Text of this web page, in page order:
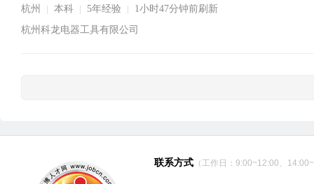
杭州 本科 5年经验
1小时47分钟前刷新
杭州科龙电器工具有限公司
联系方式 （工作日：9:00~12:00、